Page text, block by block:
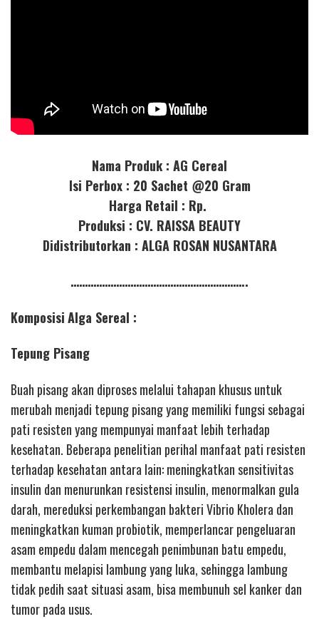
Nama Produk : AG Cereal
Isi Perbox : 20 Sachet @20 Gram
Harga Retail : Rp.
Produksi : CV. RAISSA BEAUTY
Didistributorkan : ALGA ROSAN NUSANTARA
……………………………………………………..
KomposisiAlga Sereal :
Tepung Pisang
Buah pisang akan diproses melalui tahapan khusus untuk
merubah menjadi tepung pisang yang memiliki fungsi sebagai
pati resisten yang mempunyai manfaat lebih terhadap
kesehatan. Beberapa penelitian perihal manfaat pati resisten
terhadap kesehatan antara lain: meningkatkan sensitivitas
insulin dan menurunkan resistensi insulin, menormalkan gula
darah, mereduksi perkembangan bakteri Vibrio Kholera dan
meningkatkan kuman probiotik, memperlancar pengeluaran
asam empedu dalam mencegah penimbunan batu empedu,
membantu melapisi lambung yang luka, sehingga lambung
tidak pedih saat situasi asam, bisa membunuh sel kanker dan
tumor pada usus.